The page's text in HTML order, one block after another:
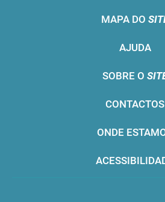
MAPA DO
AJUDA
SOBRE O
CONTACTOS
ONDE